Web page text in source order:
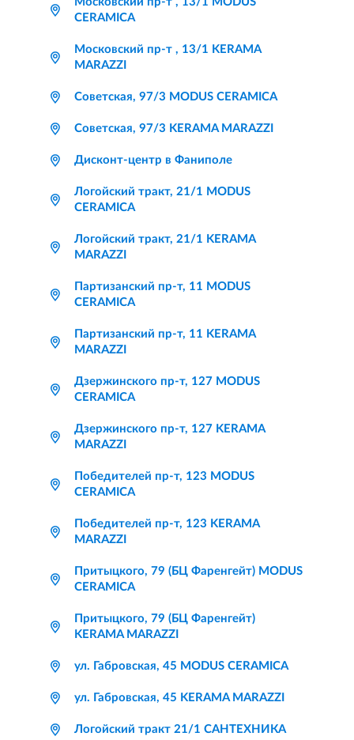
CERAMICA
Московский пр-т , 13/1 KERAMA
MARAZZI
Советская, 97/3 MODUS CERAMICA
Советская, 97/3 KERAMA MARAZZI
Дисконт-центр в Фаниполе
Логойский тракт, 21/1 MODUS
CERAMICA
Логойский тракт, 21/1 KERAMA
MARAZZI
Партизанский пр-т, 11 MODUS
CERAMICA
Партизанский пр-т, 11 KERAMA
MARAZZI
Дзержинского пр-т, 127 MODUS
CERAMICA
Дзержинского пр-т, 127 KERAMA
MARAZZI
Победителей пр-т, 123 MODUS
CERAMICA
Победителей пр-т, 123 KERAMA
MARAZZI
Притыцкого, 79 (БЦ Фаренгейт) MODUS
CERAMICA
Притыцкого, 79 (БЦ Фаренгейт)
KERAMA MARAZZI
ул. Габровская, 45 MODUS CERAMICA
ул. Габровская, 45 KERAMA MARAZZI
Логойский тракт 21/1 САНТЕХНИКА